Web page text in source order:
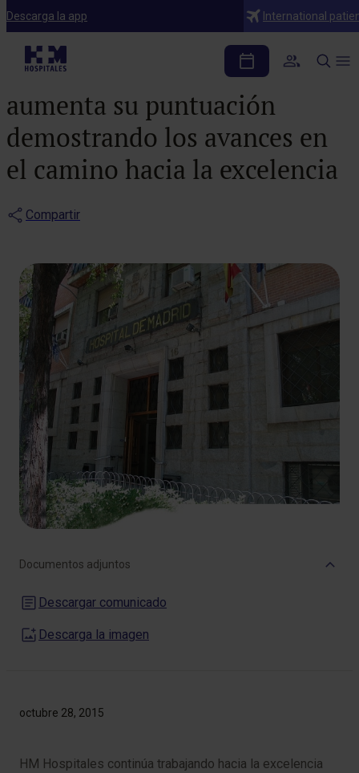
Descarga la app International
Notas de prensa
HM Hospitales renueva
su sello 500+ EFQM y
aumenta su puntuación
demostrando los avances en
el camino hacia la excelencia
Compartir
octubre 28, 2015
HM Hospitales continúa trabajando hacia la excelencia
Documentos adjuntos
Descargar comunicado
Descarga la imagen